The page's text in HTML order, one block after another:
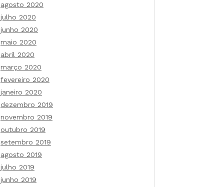
agosto 2020
julho 2020
junho 2020
maio 2020
abril 2020
março 2020
fevereiro 2020
janeiro 2020
dezembro 2019
novembro 2019
outubro 2019
setembro 2019
agosto 2019
julho 2019
junho 2019